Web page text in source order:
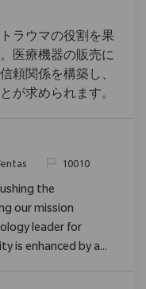
ラウマの役割を果
医療機器の販売に
頼関係を構築し、
が求められます。
ReqId10010
the
our mission
leader for
is enhanced by a...